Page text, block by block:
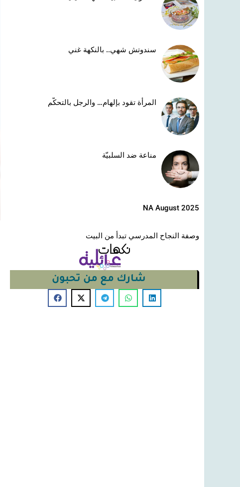
سندوتش شهي.. بالنكهة غني
المرأة تقود بإلهام… والرجل بالتحكّم
مناعة ضد السلبيّة
NA August 2025
وصفة النجاح المدرسي تبدأ من البيت
شارك مع من تحبون